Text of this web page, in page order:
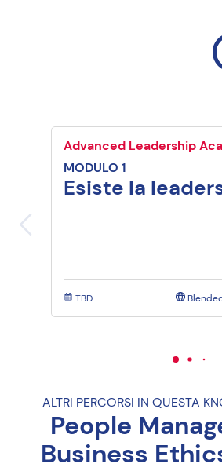
Advanced Leadership
MODULO 1
Esiste la
TBD
ALTRI PERCORSI IN QUESTA
People
Business